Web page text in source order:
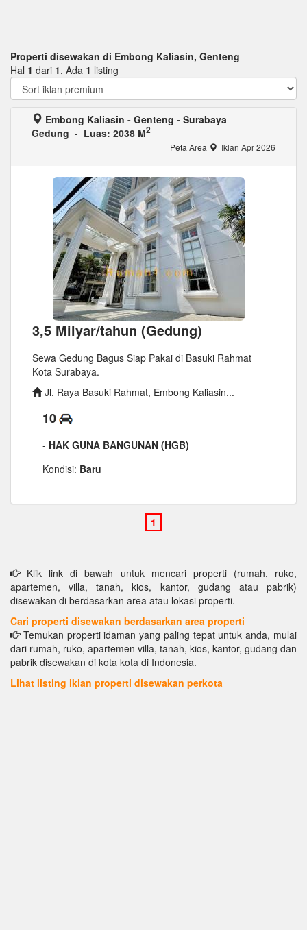
Properti disewakan di Embong Kaliasin, Genteng
Hal 1 dari 1, Ada 1 listing
Embong Kaliasin - Genteng - Surabaya
Gedung - Luas: 2038 M2
Peta Area Iklan Apr 2026
3,5 Milyar/tahun (Gedung)
Sewa Gedung Bagus Siap Pakai di Basuki Rahmat
Kota Surabaya.
Jl. Raya Basuki Rahmat, Embong Kaliasin...
10
- HAK GUNA BANGUNAN (HGB)
Kondisi: Baru
Klik link di bawah untuk mencari properti (rumah, ruko,
apartemen, villa, tanah, kios, kantor, gudang atau pabrik)
disewakan di berdasarkan area atau lokasi properti.
Cari properti disewakan berdasarkan area properti
Temukan properti idaman yang paling tepat untuk anda, mulai
dari rumah, ruko, apartemen villa, tanah, kios, kantor, gudang dan
pabrik disewakan di kota kota di Indonesia.
Lihat listing iklan properti disewakan perkota